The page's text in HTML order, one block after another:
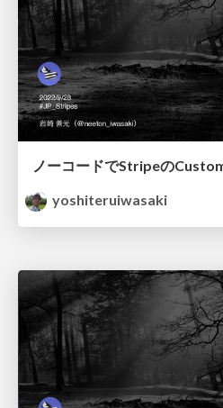
ノーコードでStripeの
yoshiteruiwasaki